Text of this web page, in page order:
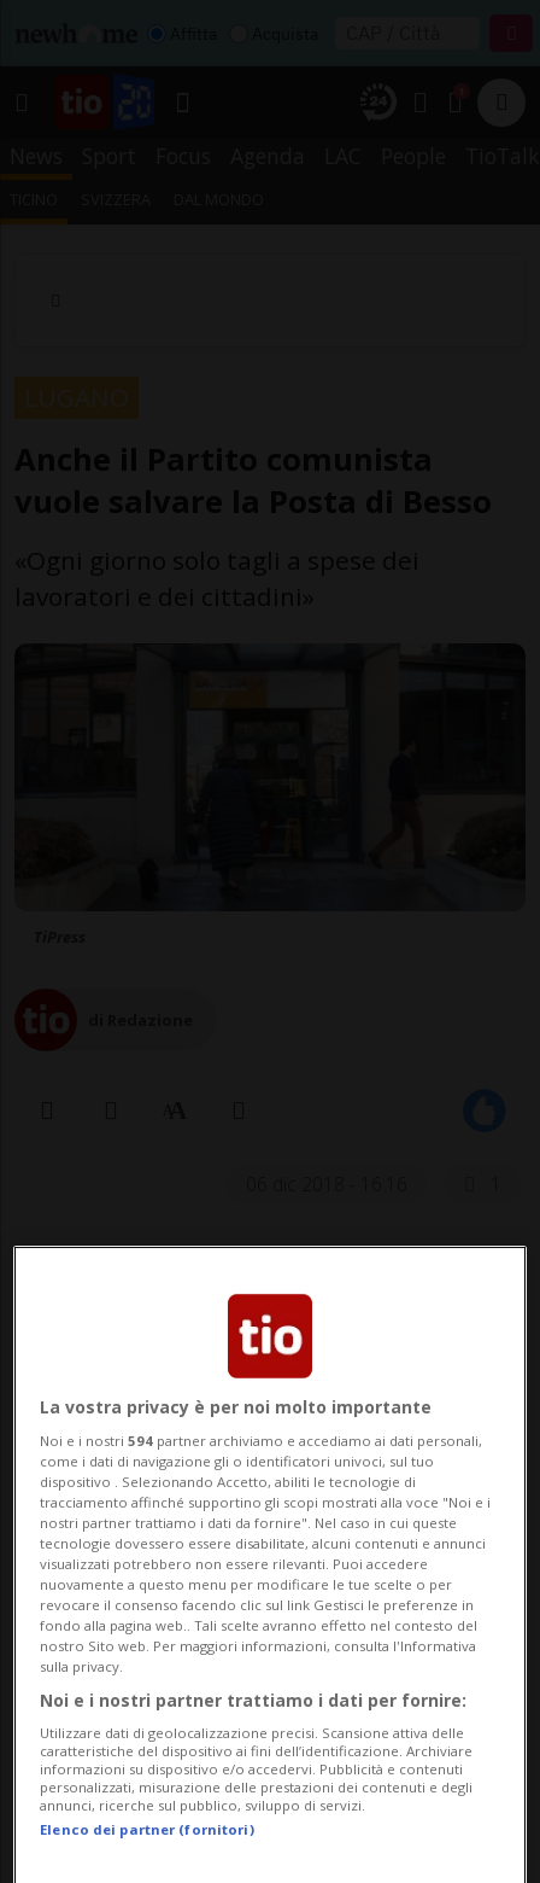
LUGANO - Contro la chiusura dell’ufficio
postale di Besso è stata lanciata una
petizione. La Posta del quartiere luganese
è sbarcata anche all’ora delle domande del
Consiglio nazionale per bocca di Lorenzo
Quadri. Ora anche ...
🔐 Sblocca il nostro archivio
esclusivo!
Sottoscrivi un abbonamentoArchivioper
leggere questo articolo, oppure scegli
MyTioAboper accedere all'archivio e
navigare su sito e app senza pubblicità.
ACCEDI
La vostra privacy è per noi molto importante
Noi e i nostri594 partner archiviamo e accediamo ai dati personali,
come i dati di navigazione gli o identificatori univoci, sul tuo
dispositivo . Selezionando Accetto, abiliti le tecnologie di
tracciamento affinché supportino gli scopi mostrati alla voce "Noi e i
nostri partner trattiamo i dati da fornire". Nel caso in cui queste
tecnologie dovessero essere disabilitate, alcuni contenuti e annunci
visualizzati potrebbero non essere rilevanti. Puoi accedere
nuovamente a questo menu per modificare le tue scelte o per
revocare il consenso facendo clic sul link Gestisci le preferenze in
fondo alla pagina web.. Tali scelte avranno effetto nel contesto del
nostro Sito web. Per maggiori informazioni, consulta l'Informativa
sulla privacy.
Noi e i nostri partner trattiamo i dati per fornire:
Utilizzare dati di geolocalizzazione precisi. Scansione attiva delle
caratteristiche del dispositivo ai fini dell’identificazione. Archiviare
informazioni su dispositivo e/o accedervi. Pubblicità e contenuti
personalizzati, misurazione delle prestazioni dei contenuti e degli
annunci, ricerche sul pubblico, sviluppo di servizi.
Elenco dei partner (fornitori)